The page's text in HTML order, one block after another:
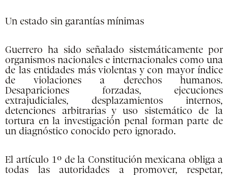
Un estado sin garantías mínimas
Guerrero ha sido señalado sistemáticamente por
organismos nacionales e internacionales como una
de las entidades más violentas y con mayor índice
de violaciones a derechos humanos.
Desapariciones forzadas, ejecuciones
extrajudiciales, desplazamientos internos,
detenciones arbitrarias y uso sistemático de la
tortura en la investigación penal forman parte de
un diagnóstico conocido pero ignorado.
El artículo 1º de la Constitución mexicana obliga a
todas las autoridades a promover, respetar,